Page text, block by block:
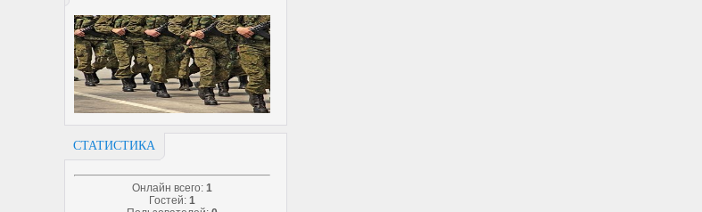
СТАТИСТИКА
Онлайн всего: 1
Гостей: 1